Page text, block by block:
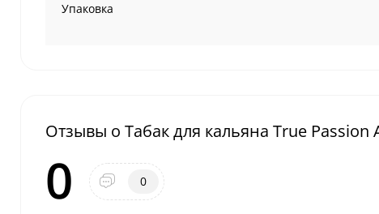
Упаковка
Отзывы о Табак для кальяна True Passion
0 0